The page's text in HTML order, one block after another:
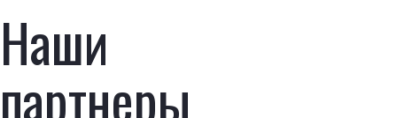
Наши
партнеры